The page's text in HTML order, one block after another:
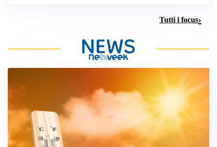
Tutti i focus